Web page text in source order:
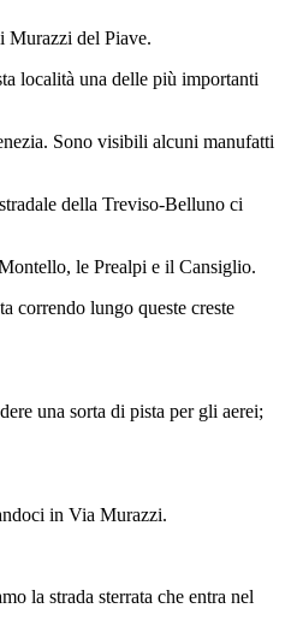
Murazzi del Piave.
località una delle più importanti
Sono visibili alcuni manufatti
della Treviso-Belluno ci
le Prealpi e il Cansiglio.
correndo lungo queste creste
una sorta di pista per gli aerei;
in Via Murazzi.
la strada sterrata che entra nel